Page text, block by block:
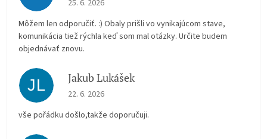
25. 6. 2026
Môžem len odporučiť. :) Obaly prišli vo vynikajúcom stave,
komunikácia tiež rýchla keď som mal otázky. Určite budem
objednávať znovu.
JL Jakub Lukášek
The store rating is 5 out of 5 stars.
22. 6. 2026
vše pořádku došlo,takže doporučuji.